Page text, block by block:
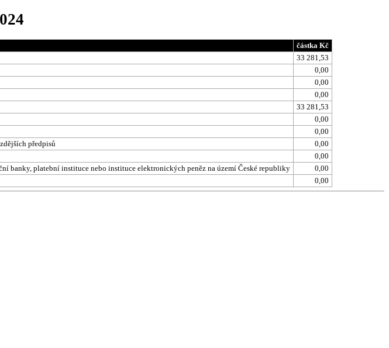
částka Kč
33 281,53
0,00
0,00
0,00
33 281,53
0,00
0,00
předpisů
0,00
0,00
banky, platební instituce nebo instituce elektronických peněz na území České republiky
0,00
0,00